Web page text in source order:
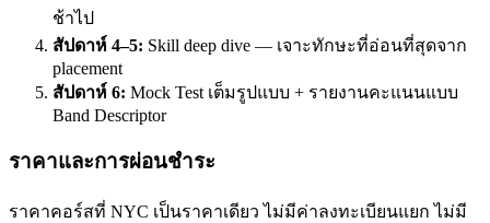
ช้าไป
สัปดาห์ 4–5: Skill deep dive — เจาะทักษะที่อ่อนที่สุดจาก
placement
สัปดาห์ 6: Mock Test เต็มรูปแบบ + รายงานคะแนนแบบ
Band Descriptor
ราคาและการผ่อนชำระ
ราคาคอร์สที่ NYC เป็นราคาเดียว ไม่มีค่าลงทะเบียนแยก ไม่มี